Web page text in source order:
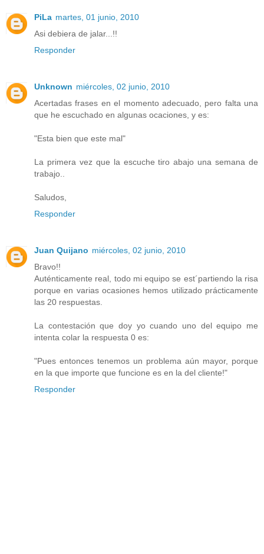
PiLa martes, 01 junio, 2010
Asi debiera de jalar...!!
Responder
Unknown miércoles, 02 junio, 2010
Acertadas frases en el momento adecuado, pero falta una
que he escuchado en algunas ocaciones, y es:
"Esta bien que este mal"
La primera vez que la escuche tiro abajo una semana de
trabajo..
Saludos,
Responder
Juan Quijano miércoles, 02 junio, 2010
Bravo!!
Auténticamente real, todo mi equipo se est´partiendo la risa
porque en varias ocasiones hemos utilizado prácticamente
las 20 respuestas.
La contestación que doy yo cuando uno del equipo me
intenta colar la respuesta 0 es:
"Pues entonces tenemos un problema aún mayor, porque
en la que importe que funcione es en la del cliente!"
Responder